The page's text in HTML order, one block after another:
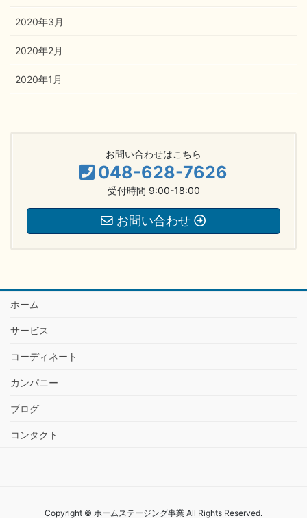
2020年3月
2020年2月
2020年1月
お問い合わせはこちら
048-628-7626
受付時間 9:00-18:00
お問い合わせ
ホーム
サービス
コーディネート
カンパニー
ブログ
コンタクト
Copyright © ホームステージング事業 All Rights Reserved.